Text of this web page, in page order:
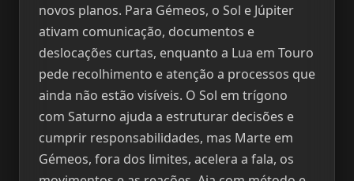
novos planos. Para Gémeos, o Sol e Júpiter
ativam comunicação, documentos e
deslocações curtas, enquanto a Lua em Touro
pede recolhimento e atenção a processos que
ainda não estão visíveis. O Sol em trígono
com Saturno ajuda a estruturar decisões e
cumprir responsabilidades, mas Marte em
Gémeos, fora dos limites, acelera a fala, os